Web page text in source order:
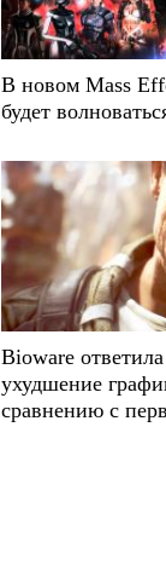
В новом Mass
будет
Bioware
ухудшение
сравнению с